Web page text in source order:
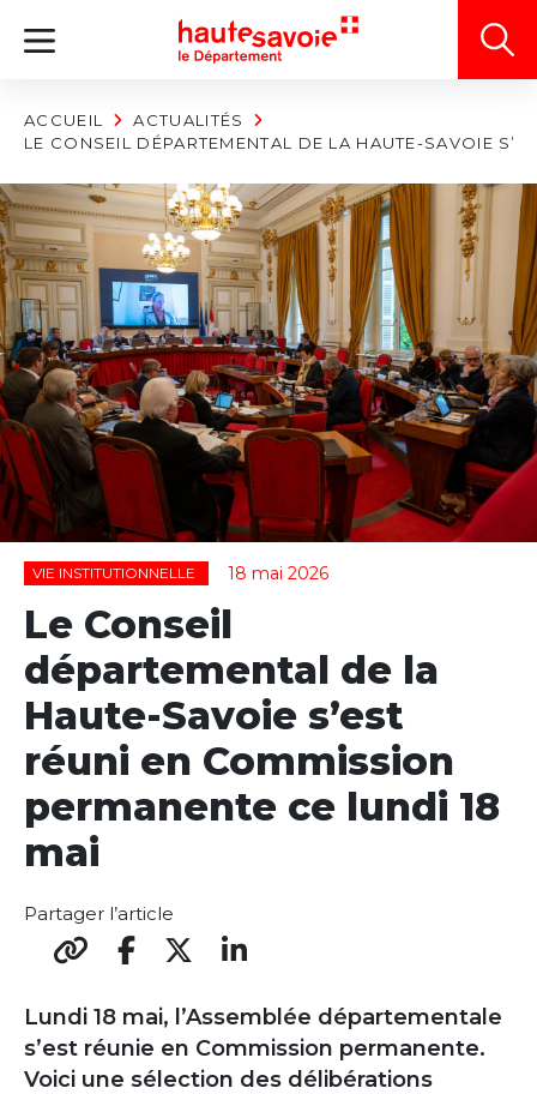
Panneau de gestion des cookies
ACCUEIL
ACTUALITÉS
LE CONSEIL DÉPARTEMENTAL DE LA HAUTE-SAVOIE
VIE INSTITUTIONNELLE 18 mai 2026
Le Conseil
départemental de la
Haute-Savoie s’est
réuni en Commission
permanente ce lundi 18
mai
Partager l’article
Lundi 18 mai, l’Assemblée départementale
s’est réunie en Commission permanente.
Voici une sélection des délibérations